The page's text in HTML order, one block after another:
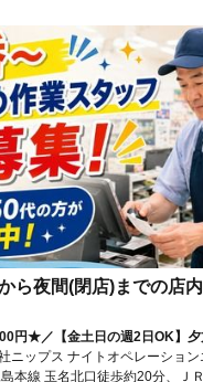
ら夜間(閉店)までの店
円★／【金土日の週2日OK】夕
大募集！Wワーク・ブランク
ニップス ナイトオペレーション
本線 玉名北口徒歩約20分、Ｊ